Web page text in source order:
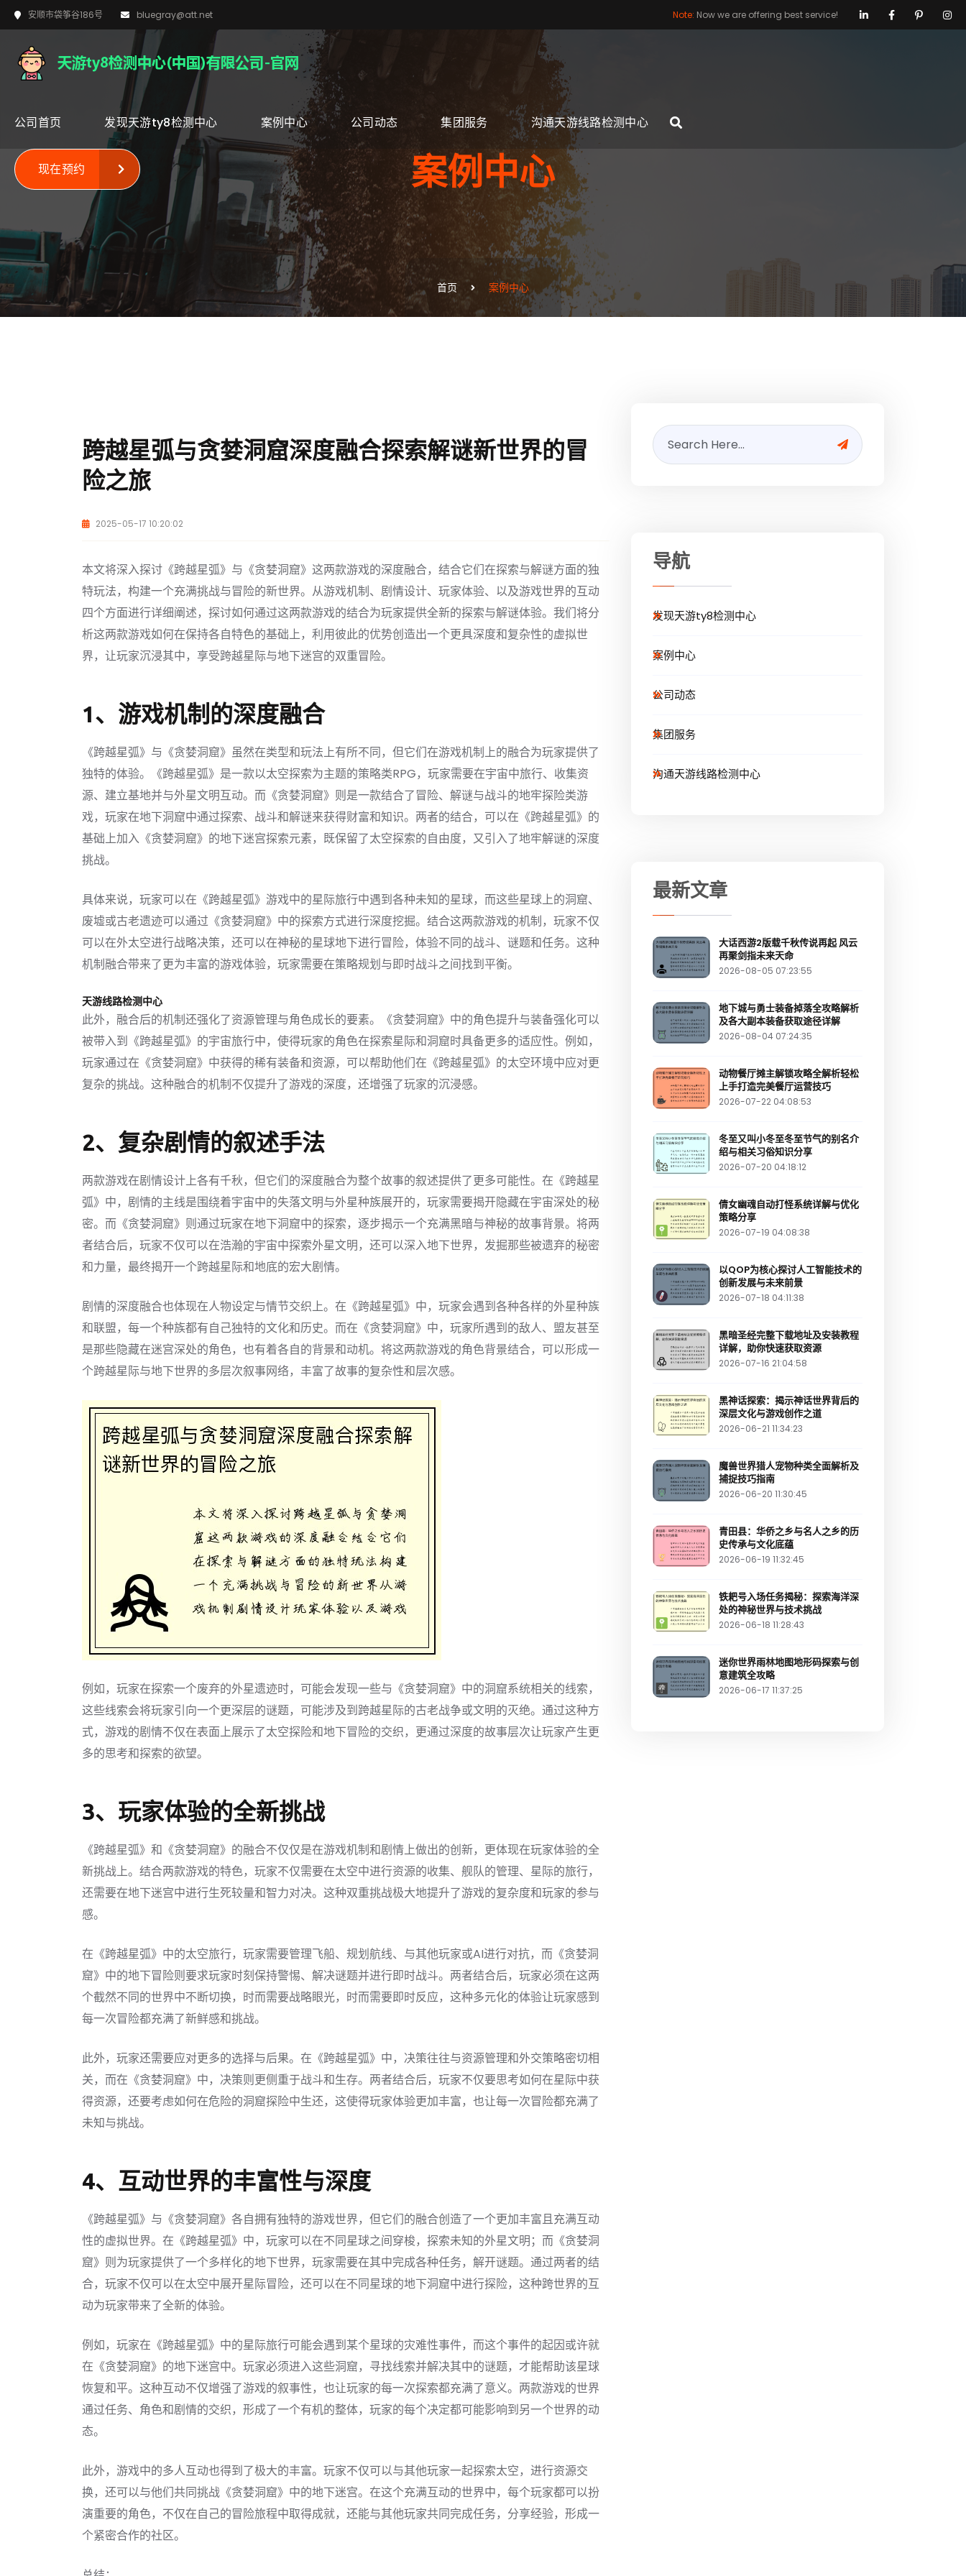
安顺市袋筝谷186号 bluegray@att.net Note: Now we are offering best service!
公司首页 发现天游ty8检测中心 案例中心 公司动态 集团服务 沟通天游线路检测中心
现在预约 案例中心
首页 案例中心
跨越星弧与贪婪洞窟深度融合探索解谜新世界的冒
险之旅
2025-05-17 10:20:02
本文将深入探讨《跨越星弧》与《贪婪洞窟》这两款游戏的深度融合，结合它们在探索与解谜方面的独
特玩法，构建一个充满挑战与冒险的新世界。从游戏机制、剧情设计、玩家体验、以及游戏世界的互动
四个方面进行详细阐述，探讨如何通过这两款游戏的结合为玩家提供全新的探索与解谜体验。我们将分
析这两款游戏如何在保持各自特色的基础上，利用彼此的优势创造出一个更具深度和复杂性的虚拟世
界，让玩家沉浸其中，享受跨越星际与地下迷宫的双重冒险。
1、游戏机制的深度融合
《跨越星弧》与《贪婪洞窟》虽然在类型和玩法上有所不同，但它们在游戏机制上的融合为玩家提供了
独特的体验。《跨越星弧》是一款以太空探索为主题的策略类RPG，玩家需要在宇宙中旅行、收集资
源、建立基地并与外星文明互动。而《贪婪洞窟》则是一款结合了冒险、解谜与战斗的地牢探险类游
戏，玩家在地下洞窟中通过探索、战斗和解谜来获得财富和知识。两者的结合，可以在《跨越星弧》的
基础上加入《贪婪洞窟》的地下迷宫探索元素，既保留了太空探索的自由度，又引入了地牢解谜的深度
挑战。
具体来说，玩家可以在《跨越星弧》游戏中的星际旅行中遇到各种未知的星球，而这些星球上的洞窟、
废墟或古老遗迹可以通过《贪婪洞窟》中的探索方式进行深度挖掘。结合这两款游戏的机制，玩家不仅
可以在外太空进行战略决策，还可以在神秘的星球地下进行冒险，体验不同的战斗、谜题和任务。这种
机制融合带来了更为丰富的游戏体验，玩家需要在策略规划与即时战斗之间找到平衡。
天游线路检测中心
此外，融合后的机制还强化了资源管理与角色成长的要素。《贪婪洞窟》中的角色提升与装备强化可以
被带入到《跨越星弧》的宇宙旅行中，使得玩家的角色在探索星际和洞窟时具备更多的适应性。例如，
玩家通过在《贪婪洞窟》中获得的稀有装备和资源，可以帮助他们在《跨越星弧》的太空环境中应对更
复杂的挑战。这种融合的机制不仅提升了游戏的深度，还增强了玩家的沉浸感。
2、复杂剧情的叙述手法
两款游戏在剧情设计上各有千秋，但它们的深度融合为整个故事的叙述提供了更多可能性。在《跨越星
弧》中，剧情的主线是围绕着宇宙中的失落文明与外星种族展开的，玩家需要揭开隐藏在宇宙深处的秘
密。而《贪婪洞窟》则通过玩家在地下洞窟中的探索，逐步揭示一个充满黑暗与神秘的故事背景。将两
者结合后，玩家不仅可以在浩瀚的宇宙中探索外星文明，还可以深入地下世界，发掘那些被遗弃的秘密
和力量，最终揭开一个跨越星际和地底的宏大剧情。
剧情的深度融合也体现在人物设定与情节交织上。在《跨越星弧》中，玩家会遇到各种各样的外星种族
和联盟，每一个种族都有自己独特的文化和历史。而在《贪婪洞窟》中，玩家所遇到的敌人、盟友甚至
是那些隐藏在迷宫深处的角色，也有着各自的背景和动机。将这两款游戏的角色背景结合，可以形成一
个跨越星际与地下世界的多层次叙事网络，丰富了故事的复杂性和层次感。
例如，玩家在探索一个废弃的外星遗迹时，可能会发现一些与《贪婪洞窟》中的洞窟系统相关的线索，
这些线索会将玩家引向一个更深层的谜题，可能涉及到跨越星际的古老战争或文明的灭绝。通过这种方
式，游戏的剧情不仅在表面上展示了太空探险和地下冒险的交织，更通过深度的故事层次让玩家产生更
多的思考和探索的欲望。
3、玩家体验的全新挑战
《跨越星弧》和《贪婪洞窟》的融合不仅仅是在游戏机制和剧情上做出的创新，更体现在玩家体验的全
新挑战上。结合两款游戏的特色，玩家不仅需要在太空中进行资源的收集、舰队的管理、星际的旅行，
还需要在地下迷宫中进行生死较量和智力对决。这种双重挑战极大地提升了游戏的复杂度和玩家的参与
感。
在《跨越星弧》中的太空旅行，玩家需要管理飞船、规划航线、与其他玩家或AI进行对抗，而《贪婪洞
窟》中的地下冒险则要求玩家时刻保持警惕、解决谜题并进行即时战斗。两者结合后，玩家必须在这两
个截然不同的世界中不断切换，时而需要战略眼光，时而需要即时反应，这种多元化的体验让玩家感到
每一次冒险都充满了新鲜感和挑战。
此外，玩家还需要应对更多的选择与后果。在《跨越星弧》中，决策往往与资源管理和外交策略密切相
关，而在《贪婪洞窟》中，决策则更侧重于战斗和生存。两者结合后，玩家不仅要思考如何在星际中获
得资源，还要考虑如何在危险的洞窟探险中生还，这使得玩家体验更加丰富，也让每一次冒险都充满了
未知与挑战。
4、互动世界的丰富性与深度
《跨越星弧》与《贪婪洞窟》各自拥有独特的游戏世界，但它们的融合创造了一个更加丰富且充满互动
性的虚拟世界。在《跨越星弧》中，玩家可以在不同星球之间穿梭，探索未知的外星文明；而《贪婪洞
窟》则为玩家提供了一个多样化的地下世界，玩家需要在其中完成各种任务，解开谜题。通过两者的结
合，玩家不仅可以在太空中展开星际冒险，还可以在不同星球的地下洞窟中进行探险，这种跨世界的互
动为玩家带来了全新的体验。
例如，玩家在《跨越星弧》中的星际旅行可能会遇到某个星球的灾难性事件，而这个事件的起因或许就
在《贪婪洞窟》的地下迷宫中。玩家必须进入这些洞窟，寻找线索并解决其中的谜题，才能帮助该星球
恢复和平。这种互动不仅增强了游戏的叙事性，也让玩家的每一次探索都充满了意义。两款游戏的世界
通过任务、角色和剧情的交织，形成了一个有机的整体，玩家的每个决定都可能影响到另一个世界的动
态。
此外，游戏中的多人互动也得到了极大的丰富。玩家不仅可以与其他玩家一起探索太空，进行资源交
换，还可以与他们共同挑战《贪婪洞窟》中的地下迷宫。在这个充满互动的世界中，每个玩家都可以扮
演重要的角色，不仅在自己的冒险旅程中取得成就，还能与其他玩家共同完成任务，分享经验，形成一
个紧密合作的社区。
导航
发现天游ty8检测中心
案例中心
公司动态
集团服务
沟通天游线路检测中心
最新文章
大话西游2版载千秋传说再起 风云
再聚剑指未来天命
2026-08-05 07:23:55
地下城与勇士装备掉落全攻略解析
及各大副本装备获取途径详解
2026-08-04 07:24:35
动物餐厅摊主解锁攻略全解析轻松
上手打造完美餐厅运营技巧
2026-07-22 04:08:53
冬至又叫小冬至冬至节气的别名介
绍与相关习俗知识分享
2026-07-20 04:18:12
倩女幽魂自动打怪系统详解与优化
策略分享
2026-07-19 04:08:38
以QOP为核心探讨人工智能技术的
创新发展与未来前景
2026-07-18 04:11:38
黑暗圣经完整下载地址及安装教程
详解，助你快速获取资源
2026-07-16 21:04:58
黑神话探索：揭示神话世界背后的
深层文化与游戏创作之道
2026-06-21 11:34:23
魔兽世界猎人宠物种类全面解析及
捕捉技巧指南
2026-06-20 11:30:45
青田县：华侨之乡与名人之乡的历
史传承与文化底蕴
2026-06-19 11:32:45
铁耙号入场任务揭秘：探索海洋深
处的神秘世界与技术挑战
2026-06-18 11:28:43
迷你世界雨林地图地形码探索与创
意建筑全攻略
2026-06-17 11:37:25